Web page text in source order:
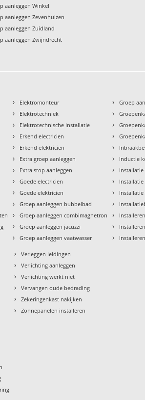
aanleggen Winkel
aanleggen Zevenhuizen
aanleggen Zuidland
aanleggen Zwijndrecht
› Elektromonteur
› Elektrotechniek
› Elektrotechnische installatie
› Erkend electricien
› Erkend elektricien
› Extra groep aanleggen
› Extra stop aanleggen
› Goede electricien
› Goede elektricien
› Groep aanleggen bubbelbad
› Groep aanleggen combimagnetron
› Groep aanleggen jacuzzi
› Groep aanleggen vaatwasser
› Groep
›
›
›
›
› Inductie
›
› Installatie
›
›
›
›
›
› Verleggen leidingen
› Verlichting aanleggen
› Verlichting werkt niet
› Vervangen oude bedrading
› Zekeringenkast nakijken
› Zonnepanelen installeren